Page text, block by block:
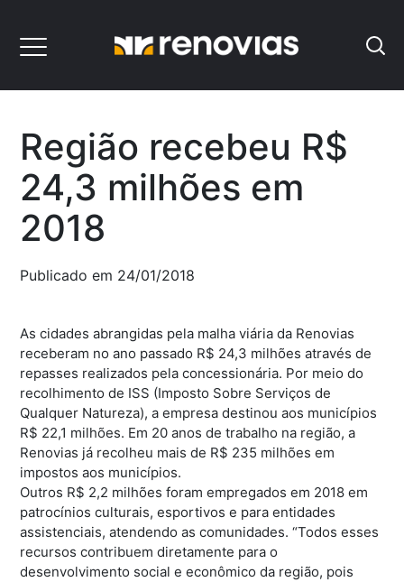
Região recebeu R$
24,3 milhões em
2018
Publicado em 24/01/2018
As cidades abrangidas pela malha viária da Renovias
receberam no ano passado R$ 24,3 milhões através de
repasses realizados pela concessionária. Por meio do
recolhimento de ISS (Imposto Sobre Serviços de
Qualquer Natureza), a empresa destinou aos municípios
R$ 22,1 milhões. Em 20 anos de trabalho na região, a
Renovias já recolheu mais de R$ 235 milhões em
impostos aos municípios.
Outros R$ 2,2 milhões foram empregados em 2018 em
patrocínios culturais, esportivos e para entidades
assistenciais, atendendo as comunidades. “Todos esses
recursos contribuem diretamente para o
desenvolvimento social e econômico da região, pois